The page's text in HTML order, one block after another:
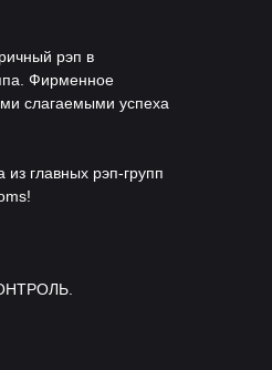
рэп в
Фирменное
слагаемыми успеха
главных рэп-групп